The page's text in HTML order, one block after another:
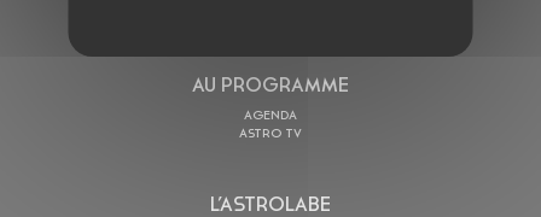
AU PROGRAMME
AGENDA
ASTRO TV
L’ASTROLABE